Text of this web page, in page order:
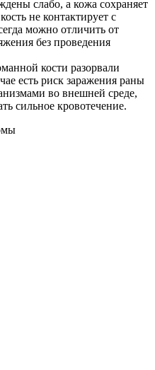
слабо, а кожа сохраняет
не контактирует с
можно отличить от
без проведения
кости разорвали
есть риск заражения раны
во внешней среде,
сильное кровотечение.